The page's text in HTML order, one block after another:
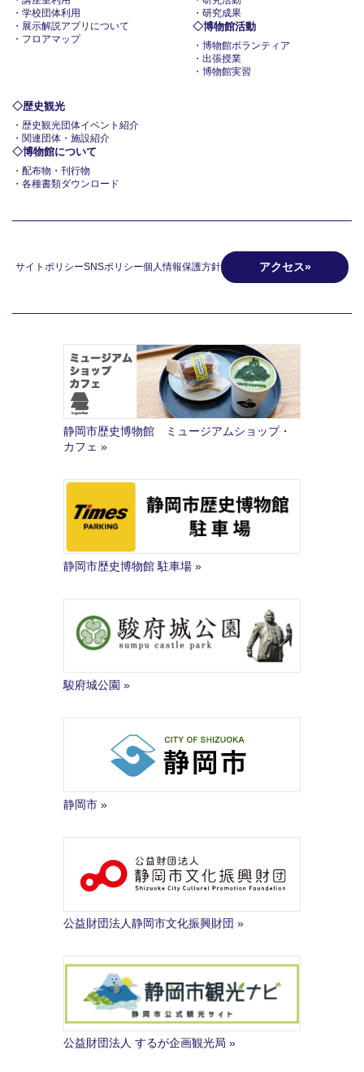
学校団体利用
展示解説アプリについて
フロアマップ
研究成果
博物館活動
博物館ボランティア
出張授業
博物館実習
歴史観光
歴史観光団体イベント紹介
関連団体・施設紹介
博物館について
配布物・刊行物
各種書類ダウンロード
アクセス
サイトポリシーSNSポリシー個人情報保護方針
静岡市歴史博物館 ミュージアムショップ・
カフェ
静岡市歴史博物館 駐車場
駿府城公園
静岡市
公益財団法人静岡市文化振興財団
公益財団法人 するが企画観光局